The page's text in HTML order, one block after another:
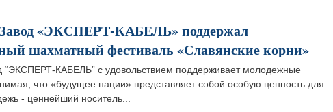
«ЭКСПЕРТ-КАБЕЛЬ» поддержал
шахматный фестиваль «Славянские корни»
“ЭКСПЕРТ-КАБЕЛЬ” с удовольствием поддерживает молодежные
что «будущее нации» представляет собой особую ценность для
- ценнейший носитель...